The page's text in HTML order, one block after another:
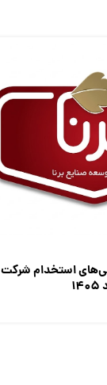
استخدام شرکت